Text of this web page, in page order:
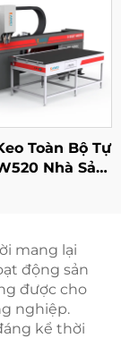
Toàn Bộ Tự
Nhà Sản
mang lại
động sản
được cho
nghiệp.
kể thời